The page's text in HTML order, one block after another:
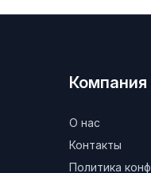
Компания
О нас
Контакты
Политика